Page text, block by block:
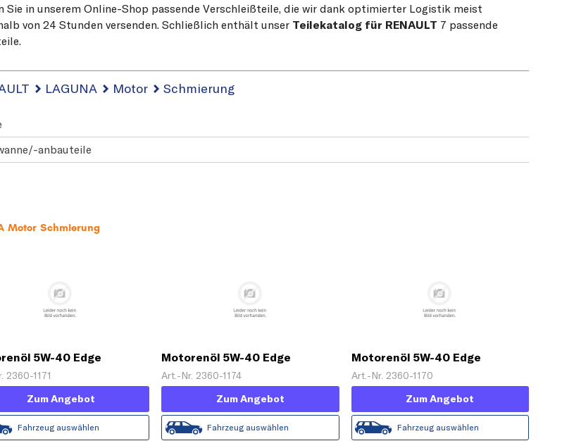
Sie in unserem Online-Shop passende Verschleißteile, die wir dank optimierter Logistik meist
von 24 Stunden versenden. Schließlich enthält unser Teilekatalog für RENAULT 7 passende
LAGUNA Motor Schmierung
anbauteile
Motor Schmierung
5W-40 Edge
FST [5 L]
2360-1171
Zum Angebot
Fahrzeug auswählen
Motorenöl 5W-40 Edge
Turbodiesel Titanium FST [1 L]
Art.-Nr. 2360-1174
Zum Angebot
Fahrzeug auswählen
Motorenöl 5W-40 Edge
Titanium FST [1 L]
Art.-Nr. 2360-1170
Zum Angebot
Fahrzeug auswählen